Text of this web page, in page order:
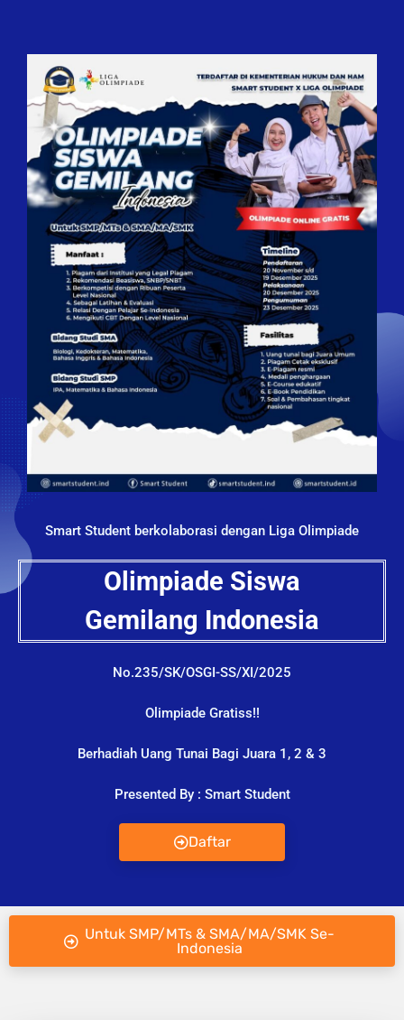
Smart Student berkolaborasi dengan Liga Olimpiade
Olimpiade Siswa
Gemilang Indonesia
No.235/SK/OSGI-SS/XI/2025
Olimpiade Gratiss!!
Berhadiah Uang Tunai Bagi Juara 1, 2 & 3
Presented By : Smart Student
Daftar
Untuk SMP/MTs & SMA/MA/SMK Se-
Indonesia